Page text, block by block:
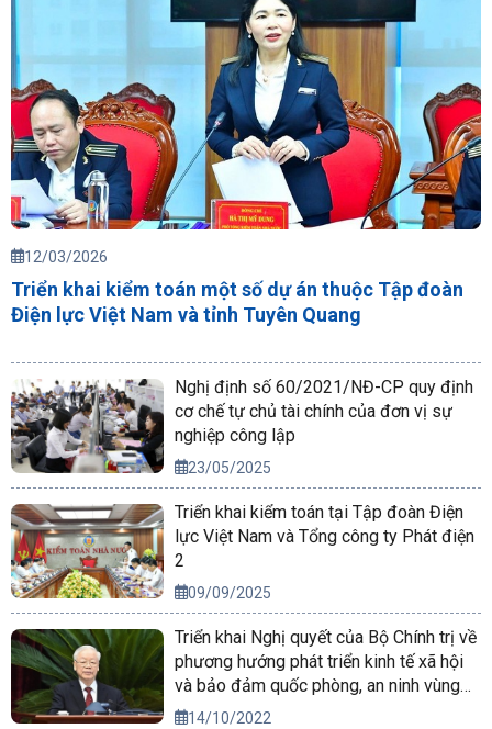
12/03/2026
Triển khai kiểm toán một số dự án thuộc Tập đoàn
Điện lực Việt Nam và tỉnh Tuyên Quang
Nghị định số 60/2021/NĐ-CP quy định
cơ chế tự chủ tài chính của đơn vị sự
nghiệp công lập
23/05/2025
Triển khai kiểm toán tại Tập đoàn Điện
lực Việt Nam và Tổng công ty Phát điện
2
09/09/2025
Triển khai Nghị quyết của Bộ Chính trị về
phương hướng phát triển kinh tế xã hội
và bảo đảm quốc phòng, an ninh vùng
Tây Nguyên đến năm 2030, tầm nhìn
14/10/2022